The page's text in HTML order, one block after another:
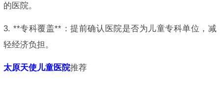
的医院。
3. **专科覆盖**：提前确认医院是否为儿童专科单位，减
轻经济负担。
太原天使儿童医院推荐